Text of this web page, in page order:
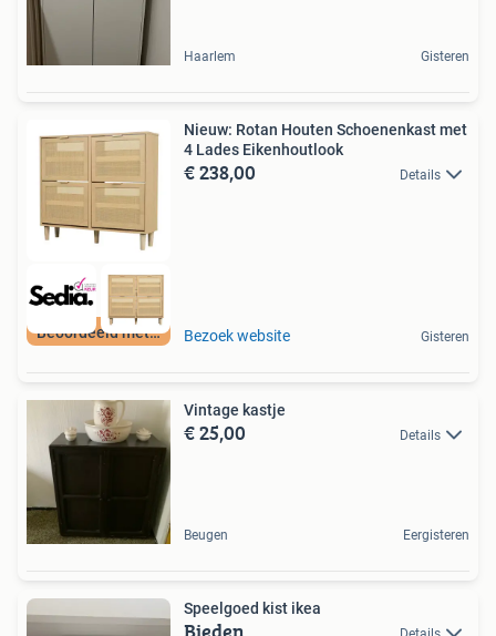
Haarlem Gisteren
Beoordeeld met 9+
Nieuw: Rotan Houten Schoenenkast met
4 Lades Eikenhoutlook
€ 238,00 Details
Bezoek website Gisteren
Vintage kastje
€ 25,00 Details
Beugen Eergisteren
Speelgoed kist ikea